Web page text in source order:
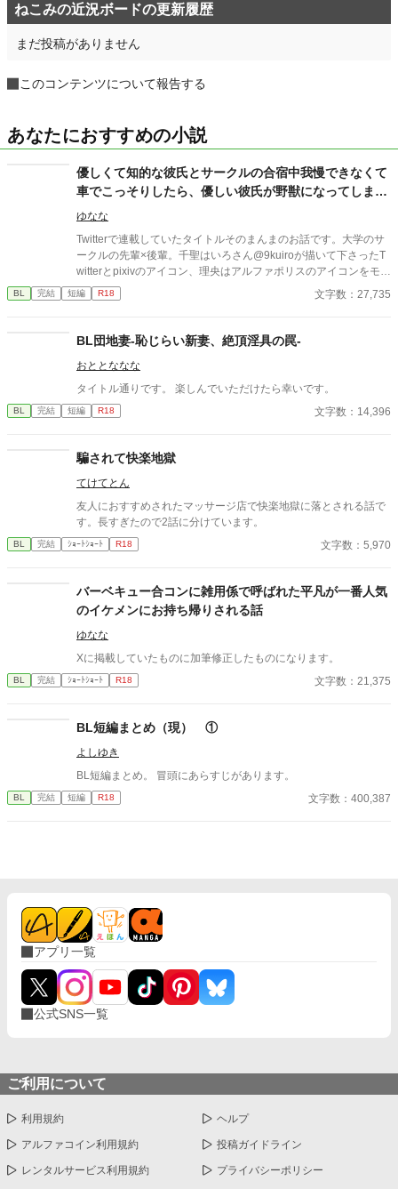
ねこみの近況ボードの更新履歴
まだ投稿がありません
このコンテンツについて報告する
あなたにおすすめの小説
優しくて知的な彼氏とサークルの合宿中我慢できなくて
車でこっそりしたら、優しい彼氏が野獣になってしまっ
た話
ゆなな
Twitterで連載していたタイトルそのまんまのお話です。大学のサ
ークルの先輩×後輩。千聖はいろさん@9kuiroが描いて下さったT
witterとpixivのアイコン、理央はアルファポリスのアイコンをモデ
ルに書かせてもらいました。
BL 完結 短編 R18 文字数：27,735
BL団地妻-恥じらい新妻、絶頂淫具の罠-
おととななな
タイトル通りです。 楽しんでいただけたら幸いです。
BL 完結 短編 R18 文字数：14,396
騙されて快楽地獄
てけてとん
友人におすすめされたマッサージ店で快楽地獄に落とされる話で
す。長すぎたので2話に分けています。
BL 完結 ｼｮｰﾄｼｮｰﾄ R18 文字数：5,970
バーベキュー合コンに雑用係で呼ばれた平凡が一番人気
のイケメンにお持ち帰りされる話
ゆなな
Xに掲載していたものに加筆修正したものになります。
BL 完結 ｼｮｰﾄｼｮｰﾄ R18 文字数：21,375
BL短編まとめ（現） ①
よしゆき
BL短編まとめ。 冒頭にあらすじがあります。
BL 完結 短編 R18 文字数：400,387
アプリ一覧
公式SNS一覧
ご利用について
利用規約 ヘルプ
アルファコイン利用規約 投稿ガイドライン
レンタルサービス利用規約 プライバシーポリシー